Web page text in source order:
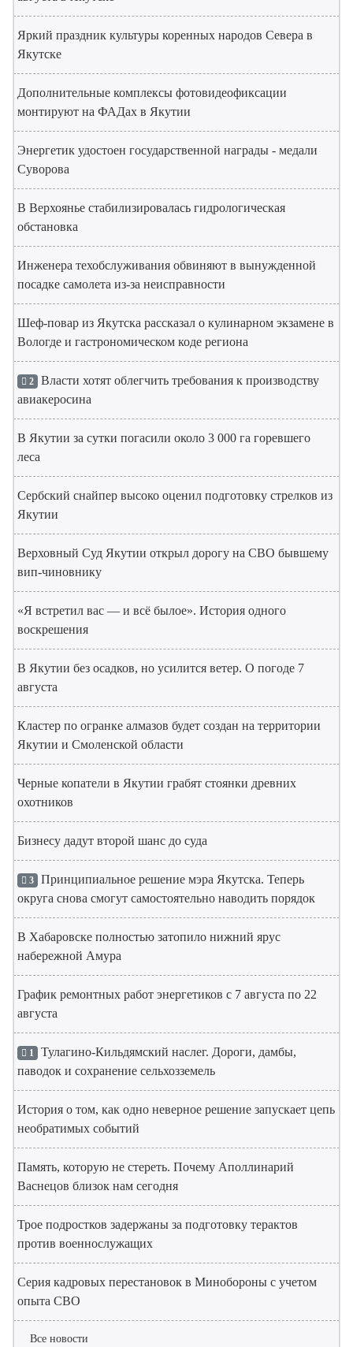
Яркий праздник культуры коренных народов Севера в
Якутске
Дополнительные комплексы фотовидеофиксации
монтируют на ФАДах в Якутии
Энергетик удостоен государственной награды - медали
Суворова
В Верхоянье стабилизировалась гидрологическая
обстановка
Инженера техобслуживания обвиняют в вынужденной
посадке самолета из-за неисправности
Шеф-повар из Якутска рассказал о кулинарном экзамене в
Вологде и гастрономическом коде региона
2 Власти хотят облегчить требования к производству
авиакеросина
В Якутии за сутки погасили около 3 000 га горевшего
леса
Сербский снайпер высоко оценил подготовку стрелков из
Якутии
Верховный Суд Якутии открыл дорогу на СВО бывшему
вип-чиновнику
«Я встретил вас — и всё былое». История одного
воскрешения
В Якутии без осадков, но усилится ветер. О погоде 7
августа
Кластер по огранке алмазов будет создан на территории
Якутии и Смоленской области
Черные копатели в Якутии грабят стоянки древних
охотников
Бизнесу дадут второй шанс до суда
3 Принципиальное решение мэра Якутска. Теперь
округа снова смогут самостоятельно наводить порядок
В Хабаровске полностью затопило нижний ярус
набережной Амура
График ремонтных работ энергетиков с 7 августа по 22
августа
1 Тулагино-Кильдямский наслег. Дороги, дамбы,
паводок и сохранение сельхозземель
История о том, как одно неверное решение запускает цепь
необратимых событий
Память, которую не стереть. Почему Аполлинарий
Васнецов близок нам сегодня
Трое подростков задержаны за подготовку терактов
против военнослужащих
Серия кадровых перестановок в Минобороны с учетом
опыта СВО
Все новости